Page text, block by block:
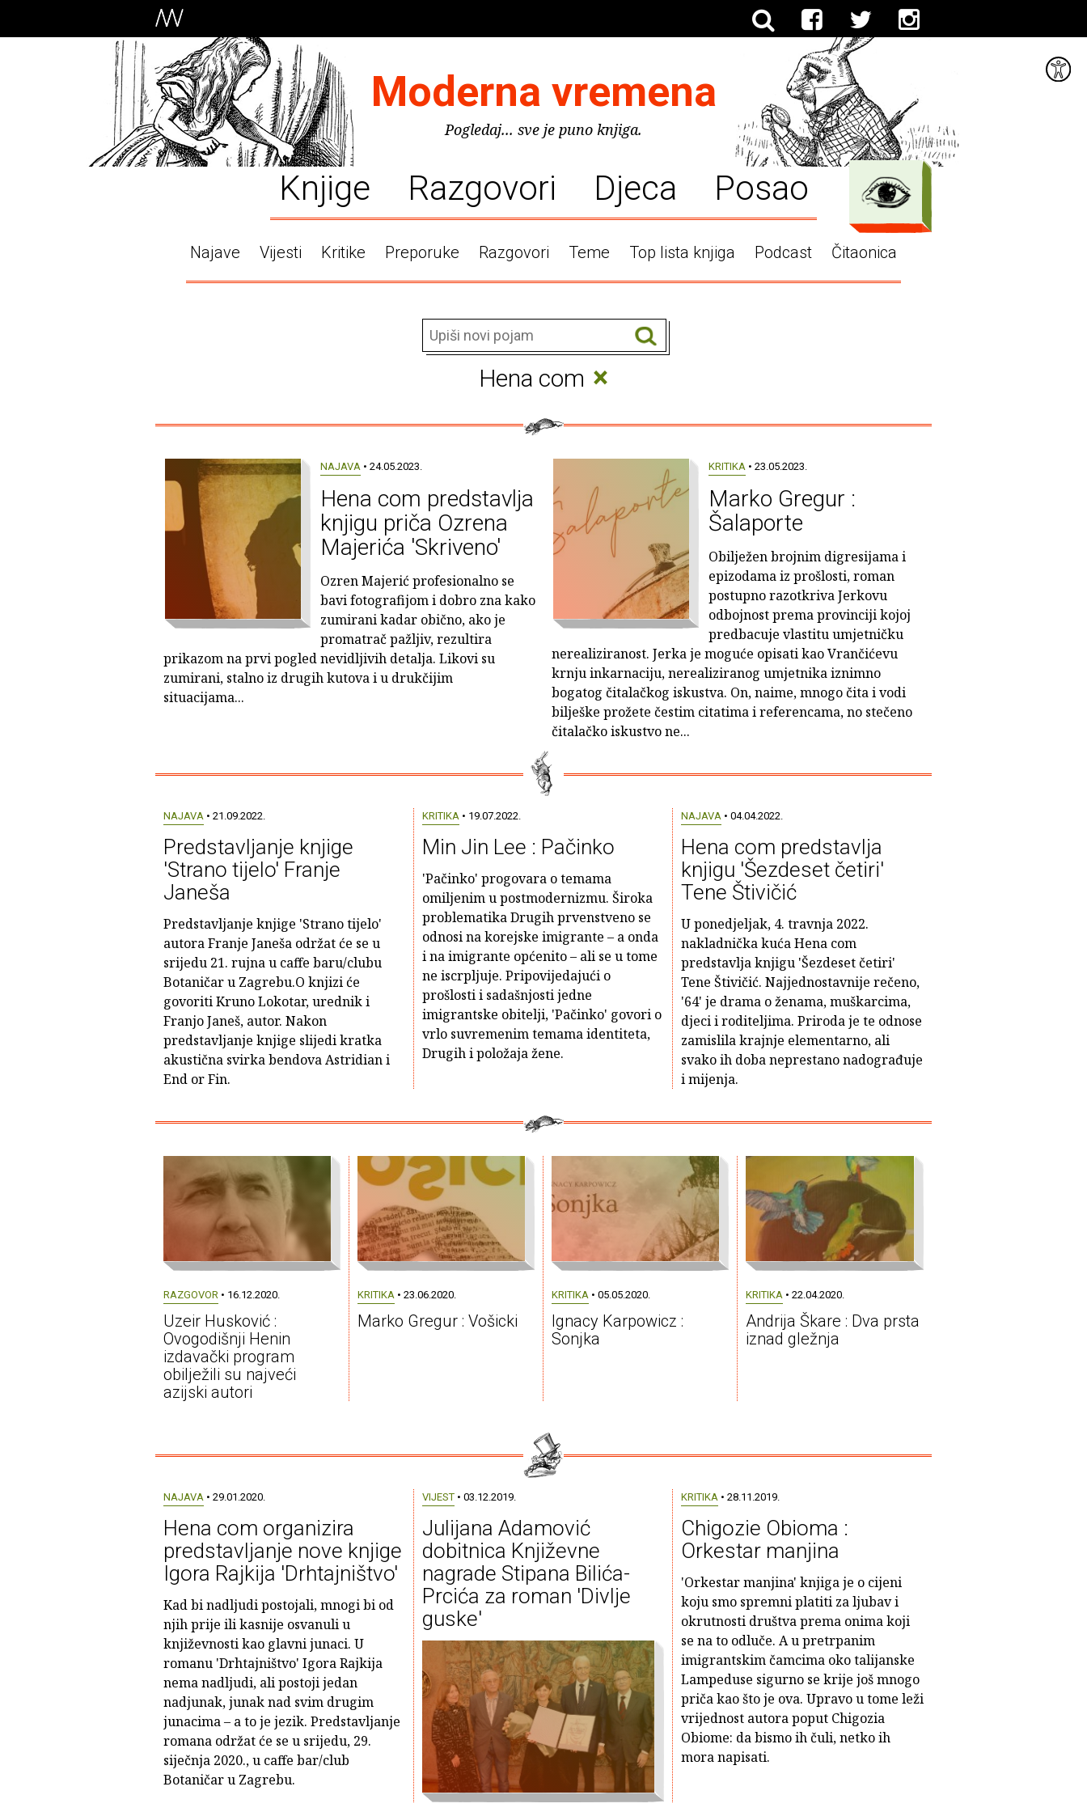
Moderna vremena
Pogledaj... sve je puno knjiga.
Knjige Razgovori Djeca Posao
Najave Vijesti Kritike Preporuke Razgovori Teme Top lista knjiga Podcast Čitaonica
Hena com ×
NAJAVA • 24.05.2023.
Hena com predstavlja
knjigu priča Ozrena
Majerića 'Skriveno'
Ozren Majerić profesionalno se
bavi fotografijom i dobro zna kako
zumirani kadar obično, ako je
promatrač pažljiv, rezultira
prikazom na prvi pogled nevidljivih detalja. Likovi su
zumirani, stalno iz drugih kutova i u drukčijim
situacijama...
KRITIKA • 23.05.2023.
Marko Gregur :
Šalaporte
Obilježen brojnim digresijama i
epizodama iz prošlosti, roman
postupno razotkriva Jerkovu
odbojnost prema provinciji kojoj
predbacuje vlastitu umjetničku
nerealiziranost. Jerka je moguće opisati kao Vrančićevu
krnju inkarnaciju, nerealiziranog umjetnika iznimno
bogatog čitalačkog iskustva. On, naime, mnogo čita i vodi
bilješke prožete čestim citatima i referencama, no stečeno
čitalačko iskustvo ne...
NAJAVA• 21.09.2022.
Predstavljanje knjige
'Strano tijelo' Franje
Janeša
Predstavljanje knjige 'Strano tijelo'
autora Franje Janeša održat će se u
srijedu 21. rujna u caffe baru/clubu
Botaničar u Zagrebu.O knjizi će
govoriti Kruno Lokotar, urednik i
Franjo Janeš, autor. Nakon
predstavljanje knjige slijedi kratka
akustična svirka bendova Astridian i
End or Fin.
KRITIKA• 19.07.2022.
Min Jin Lee : Pačinko
'Pačinko' progovara o temama
omiljenim u postmodernizmu. Široka
problematika Drugih prvenstveno se
odnosi na korejske imigrante – a onda
i na imigrante općenito – ali se u tome
ne iscrpljuje. Pripovijedajući o
prošlosti i sadašnjosti jedne
imigrantske obitelji, 'Pačinko' govori o
vrlo suvremenim temama identiteta,
Drugih i položaja žene.
NAJAVA• 04.04.2022.
Hena com predstavlja
knjigu 'Šezdeset četiri'
Tene Štivičić
U ponedjeljak, 4. travnja 2022.
nakladnička kuća Hena com
predstavlja knjigu 'Šezdeset četiri'
Tene Štivičić. Najjednostavnije rečeno,
'64' je drama o ženama, muškarcima,
djeci i roditeljima. Priroda je te odnose
zamislila krajnje elementarno, ali
svako ih doba neprestano nadograđuje
i mijenja.
RAZGOVOR • 16.12.2020.
Uzeir Husković :
Ovogodišnji Henin
izdavački program
obilježili su najveći
azijski autori
KRITIKA • 23.06.2020.
Marko Gregur : Vošicki
KRITIKA • 05.05.2020.
Ignacy Karpowicz :
Sonjka
KRITIKA • 22.04.2020.
Andrija Škare : Dva prsta
iznad gležnja
NAJAVA• 29.01.2020.
Hena com organizira
predstavljanje nove knjige
Igora Rajkija 'Drhtajništvo'
Kad bi nadljudi postojali, mnogi bi od
njih prije ili kasnije osvanuli u
književnosti kao glavni junaci. U
romanu 'Drhtajništvo' Igora Rajkija
nema nadljudi, ali postoji jedan
nadjunak, junak nad svim drugim
junacima – a to je jezik. Predstavljanje
romana održat će se u srijedu, 29.
siječnja 2020., u caffe bar/club
Botaničar u Zagrebu.
VIJEST• 03.12.2019.
Julijana Adamović
dobitnica Književne
nagrade Stipana Bilića-
Prcića za roman 'Divlje
guske'
KRITIKA• 28.11.2019.
Chigozie Obioma :
Orkestar manjina
'Orkestar manjina' knjiga je o cijeni
koju smo spremni platiti za ljubav i
okrutnosti društva prema onima koji
se na to odluče. A u pretrpanim
imigrantskim čamcima oko talijanske
Lampeduse sigurno se krije još mnogo
priča kao što je ova. Upravo u tome leži
vrijednost autora poput Chigozia
Obiome: da bismo ih čuli, netko ih
mora napisati.